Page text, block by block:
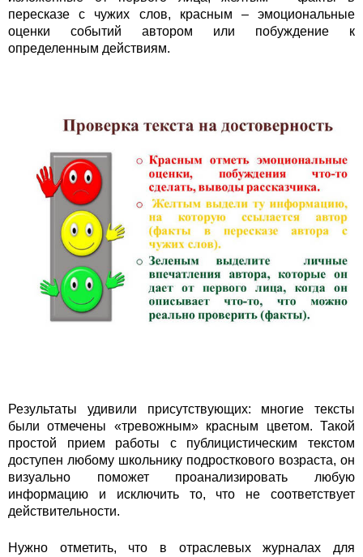
пересказе с чужих слов, красным – эмоциональные
оценки событий автором или побуждение к
определенным действиям.
Результаты удивили присутствующих: многие тексты
были отмечены «тревожным» красным цветом. Такой
простой прием работы с публицистическим текстом
доступен любому школьнику подросткового возраста, он
визуально поможет проанализировать любую
информацию и исключить то, что не соответствует
действительности.
Нужно отметить, что в отраслевых журналах для